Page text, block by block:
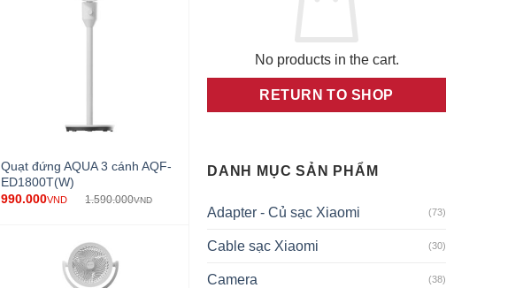
Quạt đứng AQUA 3 cánh AQF-
ED1800T(W)
990.000VND 1.590.000VND
No products in the cart.
RETURN TO SHOP
DANH MỤC SẢN PHẨM
Adapter - Củ sạc Xiaomi (73)
Cable sạc Xiaomi (30)
Camera (38)